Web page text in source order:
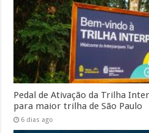
Pedal de Ativação da Trilha
para maior trilha de São Paulo
6 dias ago